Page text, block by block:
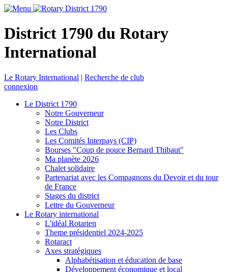
District 1790 du Rotary
International
Le Rotary International | Recherche de club
connexion
Le District 1790
Notre Gouverneur
Notre District
Les Clubs
Les Comités Interpays (CIP)
Bourses "Coup de pouce Bernard Thibaut"
Ma planète 2026
Chalet solidaire
Partenariat avec les Compagnons du Devoir et du tour
de France
Stages du district
Lettre du Gouverneur
Le Rotary international
L'idéal Rotarien
Theme présidentiel 2024-2025
Rotaract
Axes stratégiques
Alphabétisation et éducation de base
Développement économique et local